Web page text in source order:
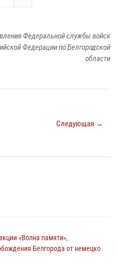
Федеральной службы войск
Федерации по Белгородской
области
Следующая →
«Волна памяти»,
Белгорода от немецко